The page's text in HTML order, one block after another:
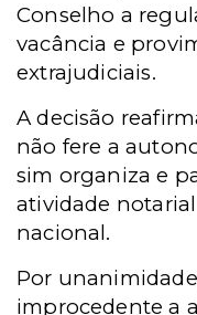
Conselho a
vacância e
extrajudiciais.
A decisão
não fere a
sim organiza e
atividade
nacional.
Por
improcedente a